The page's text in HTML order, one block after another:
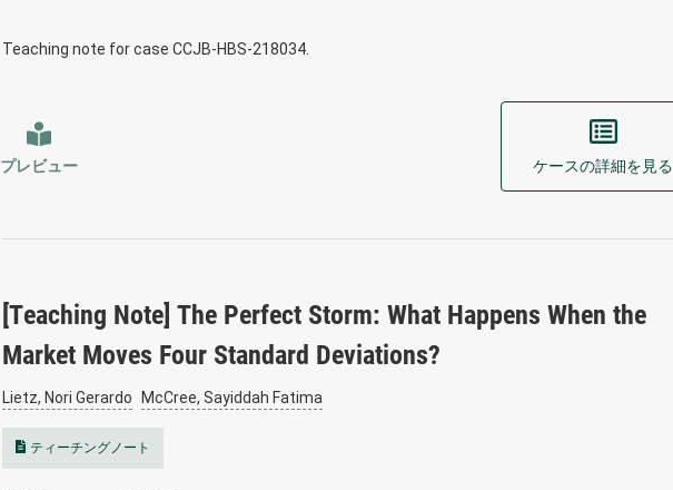
Teaching note for case CCJB-HBS-218034.
プレビュー ケースの詳細を見る
[Teaching Note] The Perfect Storm: What Happens When the
Market Moves Four Standard Deviations?
Lietz, Nori Gerardo McCree, Sayiddah Fatima
ティーチングノート